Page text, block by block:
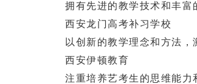
拥有先进的教学技术和丰富的
西安龙门高考补习学校
以创新的教学理念和方法，
西安伊顿教育
注重培养艺考生的思维能力